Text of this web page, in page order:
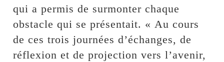
qui a permis de surmonter chaque
obstacle qui se présentait. « Au cours
de ces trois journées d’échanges, de
réflexion et de projection vers l’avenir,